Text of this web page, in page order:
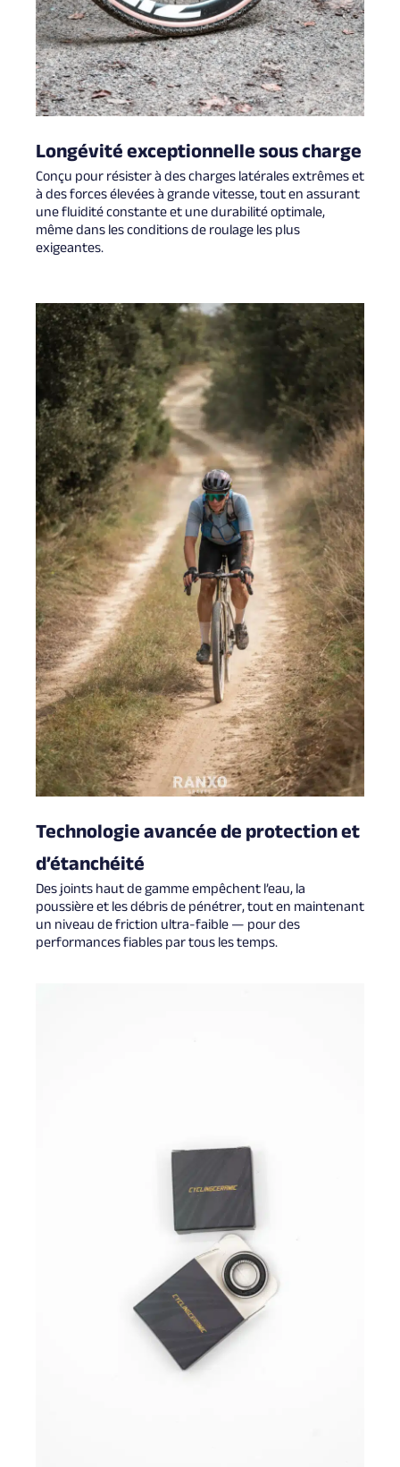
Longévité exceptionnelle sous charge
Conçu pour résister à des charges latérales extrêmes et
à des forces élevées à grande vitesse, tout en assurant
une fluidité constante et une durabilité optimale,
même dans les conditions de roulage les plus
exigeantes.
Technologie avancée de protection et
d’étanchéité
Des joints haut de gamme empêchent l’eau, la
poussière et les débris de pénétrer, tout en maintenant
un niveau de friction ultra-faible — pour des
performances fiables par tous les temps.